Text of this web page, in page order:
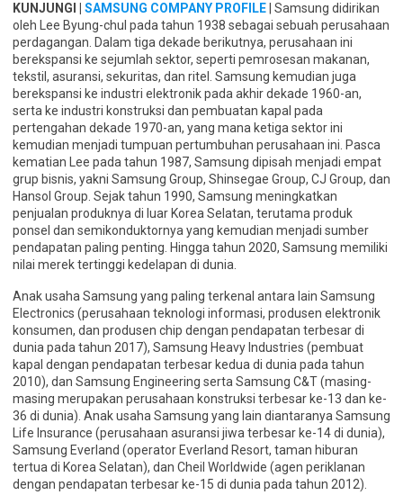
KUNJUNGI | SAMSUNG COMPANY PROFILE | Samsung didirikan
oleh Lee Byung-chul pada tahun 1938 sebagai sebuah perusahaan
perdagangan. Dalam tiga dekade berikutnya, perusahaan ini
berekspansi ke sejumlah sektor, seperti pemrosesan makanan,
tekstil, asuransi, sekuritas, dan ritel. Samsung kemudian juga
berekspansi ke industri elektronik pada akhir dekade 1960-an,
serta ke industri konstruksi dan pembuatan kapal pada
pertengahan dekade 1970-an, yang mana ketiga sektor ini
kemudian menjadi tumpuan pertumbuhan perusahaan ini. Pasca
kematian Lee pada tahun 1987, Samsung dipisah menjadi empat
grup bisnis, yakni Samsung Group, Shinsegae Group, CJ Group, dan
Hansol Group. Sejak tahun 1990, Samsung meningkatkan
penjualan produknya di luar Korea Selatan, terutama produk
ponsel dan semikonduktornya yang kemudian menjadi sumber
pendapatan paling penting. Hingga tahun 2020, Samsung memiliki
nilai merek tertinggi kedelapan di dunia.
Anak usaha Samsung yang paling terkenal antara lain Samsung
Electronics (perusahaan teknologi informasi, produsen elektronik
konsumen, dan produsen chip dengan pendapatan terbesar di
dunia pada tahun 2017), Samsung Heavy Industries (pembuat
kapal dengan pendapatan terbesar kedua di dunia pada tahun
2010), dan Samsung Engineering serta Samsung C&T (masing-
masing merupakan perusahaan konstruksi terbesar ke-13 dan ke-
36 di dunia). Anak usaha Samsung yang lain diantaranya Samsung
Life Insurance (perusahaan asuransi jiwa terbesar ke-14 di dunia),
Samsung Everland (operator Everland Resort, taman hiburan
tertua di Korea Selatan), dan Cheil Worldwide (agen periklanan
dengan pendapatan terbesar ke-15 di dunia pada tahun 2012).